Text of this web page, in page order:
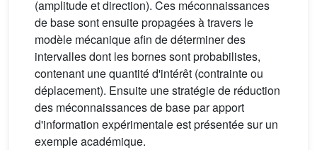
(amplitude et direction). Ces méconnaissances
de base sont ensuite propagées à travers le
modèle mécanique afin de déterminer des
intervalles dont les bornes sont probabilistes,
contenant une quantité d'intérêt (contrainte ou
déplacement). Ensuite une stratégie de réduction
des méconnaissances de base par apport
d'information expérimentale est présentée sur un
exemple académique.